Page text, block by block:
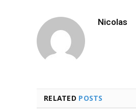
Nicolas
RELATED POSTS